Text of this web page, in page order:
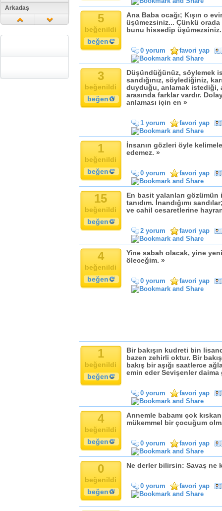
Arkadaş
Din
Zaman
5
beğenildi
beğen
Ana Baba ocağı; Kışın o
üşümezsiniz... Çünkü
bunu hissedip
0 yorum favori yap
3
beğenildi
beğen
Düşündüğünüz, söylemek
sandığınız, söylediğiniz,
duyduğu, anlamak istediği,
arasında farklar vardır.
anlaması için en »
1 yorum favori yap
1
beğenildi
beğen
İnsanın gözleri öyle
edemez. »
0 yorum favori yap
15
beğenildi
beğen
En basit yalanları
tanıdım. İnandığımı
ve cahil cesaretlerine
2 yorum favori yap
4
beğenildi
beğen
Yine sabah olacak, yine
öleceğim. »
0 yorum favori yap
1
beğenildi
beğen
Bir bakışın kudreti bin
bazen zehirli oktur. Bir
bakış bir aşığı saatlerce
emin eder Sevişenler daima
0 yorum favori yap
4
beğenildi
beğen
Annemle babamı çok
mükemmel bir çocuğum
0 yorum favori yap
0
beğenildi
beğen
Ne derler bilirsin: Savaş ne
0 yorum favori yap